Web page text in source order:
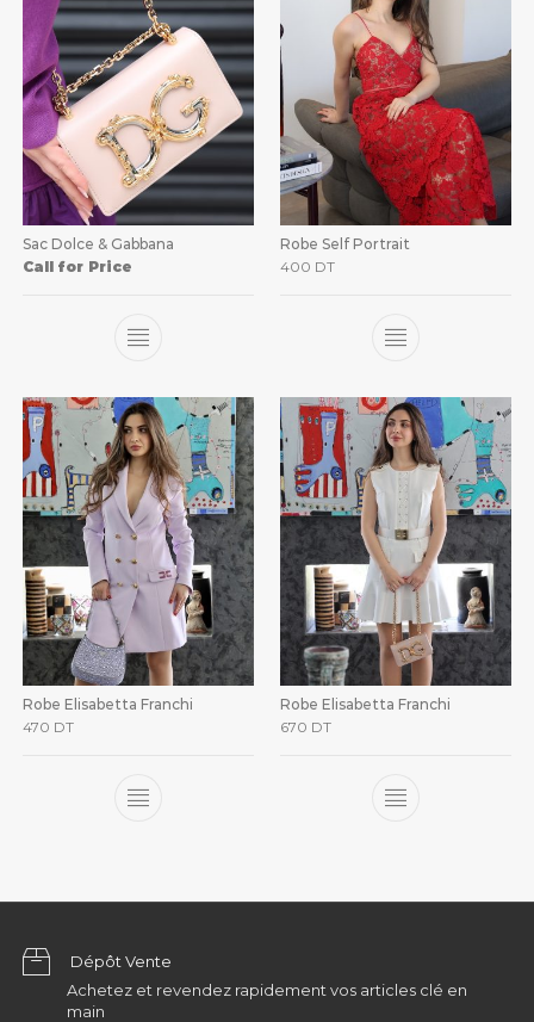
Sac Dolce & Gabbana
Call for Price
Robe Self Portrait
400 DT
Robe Elisabetta Franchi
470 DT
Robe Elisabetta Franchi
670 DT
Dépôt Vente
Achetez et revendez rapidement vos articles clé en
main